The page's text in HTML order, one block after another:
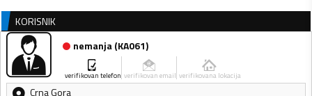
KORISNIK
nemanja(KA061)
verifikovan telefon verifikovan email verifikovana lokacija
Crna Gora